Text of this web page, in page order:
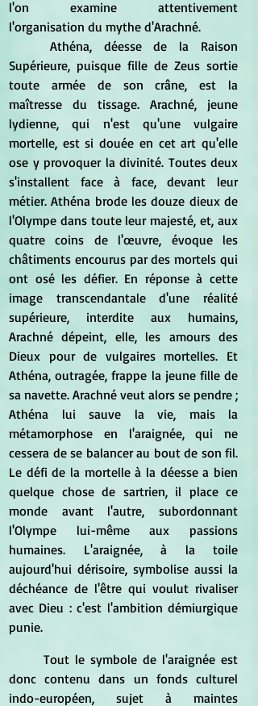
l'on examine attentivement
l'organisation du mythe d'Arachné.
Supérieure, puisque fille de Zeus sortie
toute armée de son crâne, est la
maîtresse du tissage. Arachné, jeune
lydienne, qui n'est qu'une vulgaire
mortelle, est si douée en cet art qu'elle
ose y provoquer la divinité. Toutes deux
s'installent face à face, devant leur
métier. Athéna brode les douze dieux de
l'Olympe dans toute leur majesté, et, aux
quatre coins de l'œuvre, évoque les
châtiments encourus par des mortels qui
ont osé les défier. En réponse à cette
image transcendantale d'une réalité
supérieure, interdite aux humains,
Arachné dépeint, elle, les amours des
Dieux pour de vulgaires mortelles. Et
Athéna, outragée, frappe la jeune fille de
sa navette. Arachné veut alors se pendre ;
Athéna lui sauve la vie, mais la
métamorphose en l'araignée, qui ne
cessera de se balancer au bout de son fil.
Le défi de la mortelle à la déesse a bien
quelque chose de sartrien, il place ce
monde avant l'autre, subordonnant
l'Olympe lui-même aux passions
humaines. L'araignée, à la toile
aujourd'hui dérisoire, symbolise aussi la
déchéance de l'être qui voulut rivaliser
avec Dieu : c'est l'ambition démiurgique
punie.
donc contenu dans un fonds culturel
indo-européen, sujet à maintes